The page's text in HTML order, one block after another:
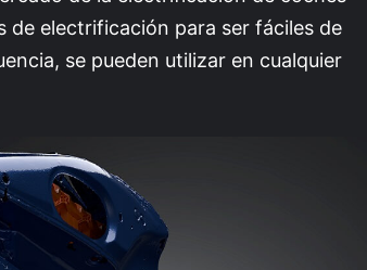
de electrificación para ser fáciles de
se pueden utilizar en cualquier